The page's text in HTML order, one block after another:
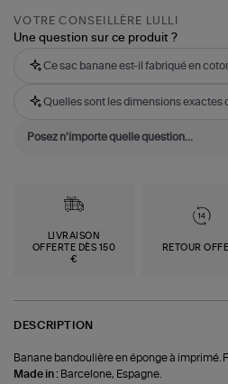
VOTRE CONSEILLÈRE LULLI
Une question sur ce produit ?
Ce sac banane est-il fabriqué en
Quelles sont les dimensions exactes
LIVRAISON
OFFERTE DÈS 150
€
RETOUR
DESCRIPTION
Banane bandoulière en éponge à imprimé.
Made in : Barcelone, Espagne.